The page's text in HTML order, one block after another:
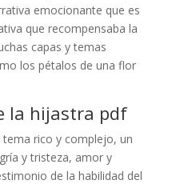
emocionante que es
que recompensaba la
capas y temas
los pétalos de una flor
la hijastra pdf
rico y complejo, un
y tristeza, amor y
de la habilidad del